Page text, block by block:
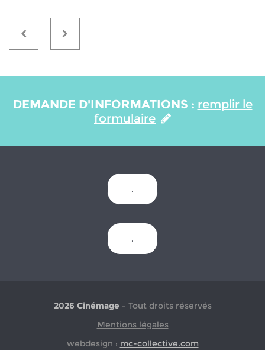
DEMANDE D'INFORMATIONS : remplir le
formulaire
.
.
2026 Cinémage - Tout droits réservés
Mentions légales
webdesign : mc-collective.com